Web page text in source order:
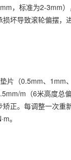
，标准为2-3mm
坏导致滚轮偏摆
片（0.5mm、1mm
m（6米高度
正。每调整一次
。